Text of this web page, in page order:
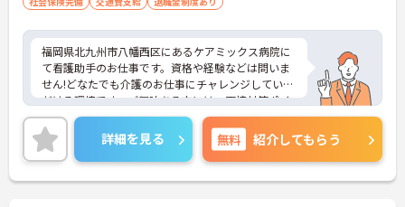
福岡県北九州市八幡西区にあるケアミックス病院に
て看護助手のお仕事です。資格や経験などは問いま
せん!どなたでも介護のお仕事にチャレンジしていた
だける環境です。ご興味ある方には、面接対策ポイ
ントなど、さらに詳細をお話しいたしますのでお気
軽にご相談ください。
詳細を見る 無料 紹介してもらう